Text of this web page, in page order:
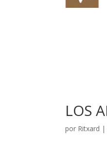
LOS
por Ritxard |